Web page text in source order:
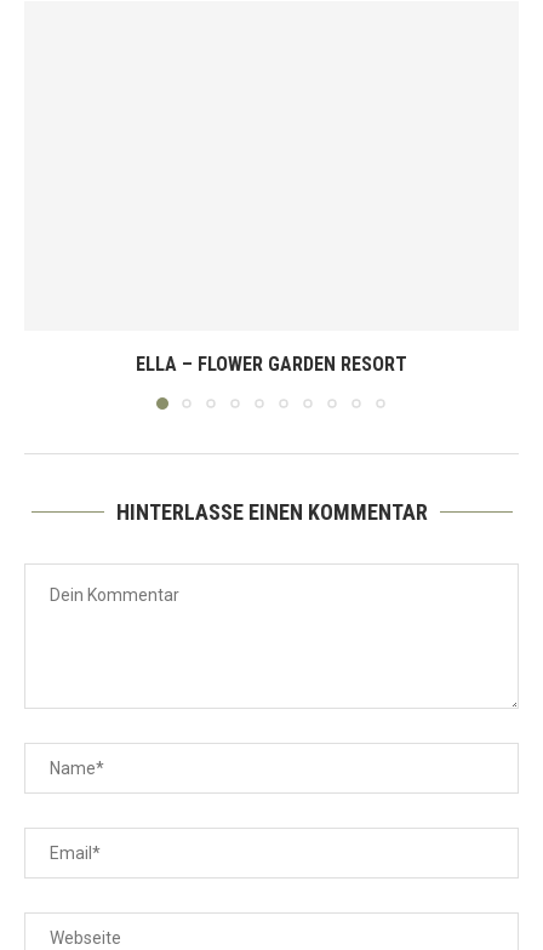
ELLA – FLOWER GARDEN RESORT
HINTERLASSE EINEN KOMMENTAR